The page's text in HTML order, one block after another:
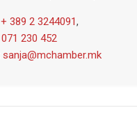
+ 389 2 3244091,
071 230 452
sanja@mchamber.mk